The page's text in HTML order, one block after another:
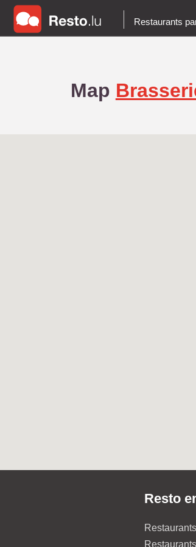
Restaurants
Map
Resto